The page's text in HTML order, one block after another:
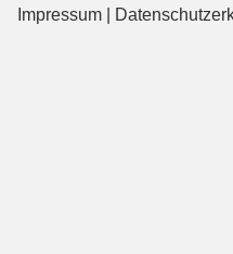
Impressum